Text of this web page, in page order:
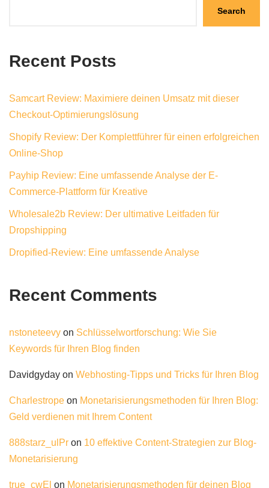
Search
Recent Posts
Samcart Review: Maximiere deinen Umsatz mit dieser
Checkout-Optimierungslösung
Shopify Review: Der Komplettführer für einen erfolgreichen
Online-Shop
Payhip Review: Eine umfassende Analyse der E-
Commerce-Plattform für Kreative
Wholesale2b Review: Der ultimative Leitfaden für
Dropshipping
Dropified-Review: Eine umfassende Analyse
Recent Comments
nstoneteevy on Schlüsselwortforschung: Wie Sie
Keywords für Ihren Blog finden
Davidgyday on Webhosting-Tipps und Tricks für Ihren Blog
Charlestrope on Monetarisierungsmethoden für Ihren Blog:
Geld verdienen mit Ihrem Content
888starz_ulPr on 10 effektive Content-Strategien zur Blog-
Monetarisierung
true_cwEl on Monetarisierungsmethoden für deinen Blog